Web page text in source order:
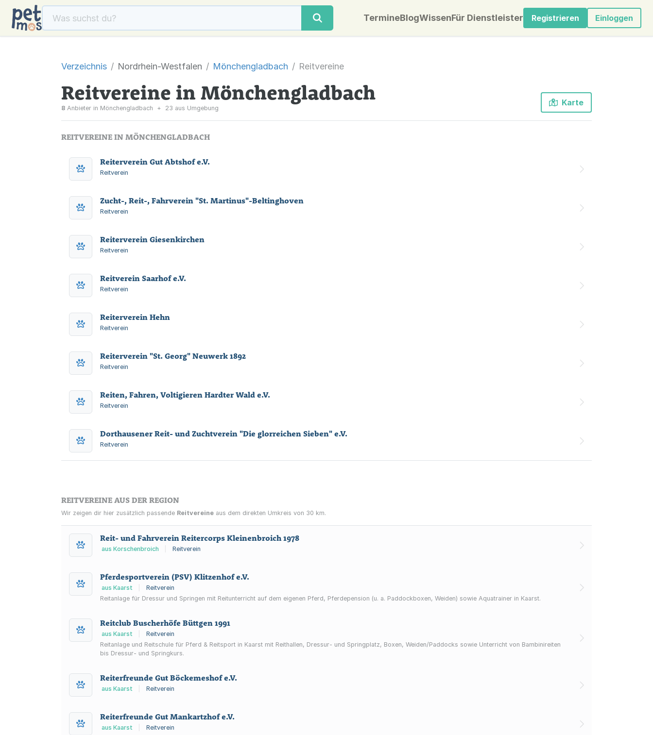
TermineBlogWissenFür Dienstleister Registrieren Einloggen
Verzeichnis Nordrhein-Westfalen Mönchengladbach Reitvereine
Reitvereine in Mönchengladbach
8 Anbieter in Mönchengladbach + 23 aus Umgebung
Karte
REITVEREINE IN MÖNCHENGLADBACH
Reiterverein Gut Abtshof e.V.
Reitverein
Zucht-, Reit-, Fahrverein "St. Martinus"-Beltinghoven
Reitverein
Reiterverein Giesenkirchen
Reitverein
Reitverein Saarhof e.V.
Reitverein
Reiterverein Hehn
Reitverein
Reiterverein "St. Georg" Neuwerk 1892
Reitverein
Reiten, Fahren, Voltigieren Hardter Wald e.V.
Reitverein
Dorthausener Reit- und Zuchtverein "Die glorreichen Sieben" e.V.
Reitverein
REITVEREINE AUS DER REGION
Wir zeigen dir hier zusätzlich passende Reitvereine aus dem direkten Umkreis von 30 km.
Reit- und Fahrverein Reitercorps Kleinenbroich 1978
aus Korschenbroich Reitverein
Pferdesportverein (PSV) Klitzenhof e.V.
aus Kaarst
Reitverein
Reitanlage für Dressur und Springen mit Reitunterricht auf dem eigenen Pferd, Pferdepension (u. a. Paddockboxen, Weiden) sowie Aquatrainer in Kaarst.
Reitclub Buscherhöfe Büttgen 1991
aus Kaarst
Reitverein
Reitanlage und Reitschule für Pferd & Reitsport in Kaarst mit Reithallen, Dressur- und Springplatz, Boxen, Weiden/Paddocks sowie Unterricht von Bambinireiten
bis Dressur- und Springkurs.
Reiterfreunde Gut Böckemeshof e.V.
aus Kaarst Reitverein
Reiterfreunde Gut Mankartzhof e.V.
aus Kaarst Reitverein